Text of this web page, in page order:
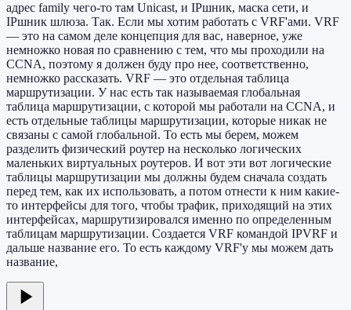
адрес family чего-то там Unicast, и IPшник, маска сети, и
IPшник шлюза. Так. Если мы хотим работать с VRF'ами. VRF
— это на самом деле концепция для вас, наверное, уже
немножко новая по сравнению с тем, что мы проходили на
CCNA, поэтому я должен буду про нее, соответственно,
немножко рассказать. VRF — это отдельная таблица
маршрутизации. У нас есть так называемая глобальная
таблица маршрутизации, с которой мы работали на CCNA, и
есть отдельные таблицы маршрутизации, которые никак не
связаны с самой глобальной. То есть мы берем, можем
разделить физический роутер на несколько логических
маленьких виртуальных роутеров. И вот эти вот логические
таблицы маршрутизации мы должны будем сначала создать
перед тем, как их использовать, а потом отнести к ним какие-
то интерфейсы для того, чтобы трафик, приходящий на этих
интерфейсах, маршрутизировался именно по определенным
таблицам маршрутизации. Создается VRF командой IPVRF и
дальше название его. То есть каждому VRF'у мы можем дать
название,